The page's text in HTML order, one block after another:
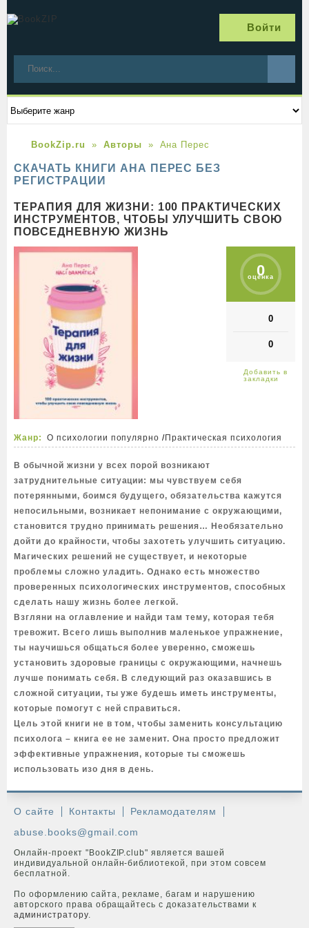
Войти
BookZip.ru Авторы Ана Перес
СКАЧАТЬ КНИГИ АНА ПЕРЕС БЕЗ
РЕГИСТРАЦИИ
ТЕРАПИЯ ДЛЯ ЖИЗНИ: 100 ПРАКТИЧЕСКИХ
ИНСТРУМЕНТОВ, ЧТОБЫ УЛУЧШИТЬ СВОЮ
ПОВСЕДНЕВНУЮ ЖИЗНЬ
0
оценка
0
0
Жанр: О психологии популярно /Практическая психология
В обычной жизни у всех порой возникают
затруднительные ситуации: мы чувствуем себя
потерянными, боимся будущего, обязательства кажутся
непосильными, возникает непонимание с окружающими,
становится трудно принимать решения… Необязательно
дойти до крайности, чтобы захотеть улучшить ситуацию.
Магических решений не существует, и некоторые
проблемы сложно уладить. Однако есть множество
проверенных психологических инструментов, способных
сделать нашу жизнь более легкой.
Взгляни на оглавление и найди там тему, которая тебя
тревожит. Всего лишь выполнив маленькое упражнение,
ты научишься общаться более уверенно, сможешь
установить здоровые границы с окружающими, начнешь
лучше понимать себя. В следующий раз оказавшись в
сложной ситуации, ты уже будешь иметь инструменты,
которые помогут с ней справиться.
Цель этой книги не в том, чтобы заменить консультацию
психолога – книга ее не заменит. Она просто предложит
эффективные упражнения, которые ты сможешь
использовать изо дня в день.
О сайте Контакты
Рекламодателям
abuse.books@gmail.com
Онлайн-проект "BookZIP.club" является вашей
индивидуальной онлайн-библиотекой, при этом совсем
бесплатной.
По оформлению сайта, рекламе, багам и нарушению
авторского права обращайтесь с доказательствами к
администратору.